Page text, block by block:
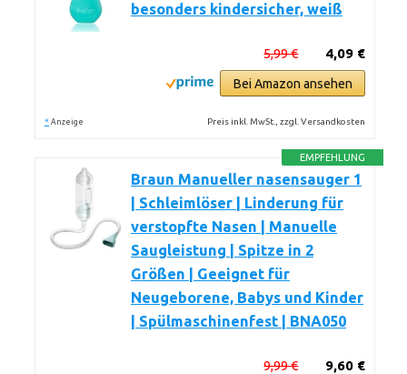
besonders kindersicher, weiß
4,09 €
5,99 €
Bei Amazon ansehen
* Anzeige Preis inkl. MwSt., zzgl. Versandkosten
EMPFEHLUNG
Braun Manueller nasensauger 1
| Schleimlöser | Linderung für
verstopfte Nasen | Manuelle
Saugleistung | Spitze in 2
Größen | Geeignet für
Neugeborene, Babys und Kinder
| Spülmaschinenfest | BNA050
9,60 €
9,99 €